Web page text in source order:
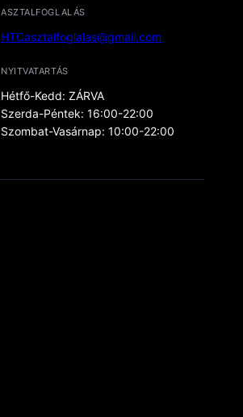
ASZTALFOGLALÁS
HTCasztalfoglalas@gmail.com
NYITVATARTÁS
Hétfő-Kedd: ZÁRVA
Szerda-Péntek: 16:00-22:00
Szombat-Vasárnap: 10:00-22:00